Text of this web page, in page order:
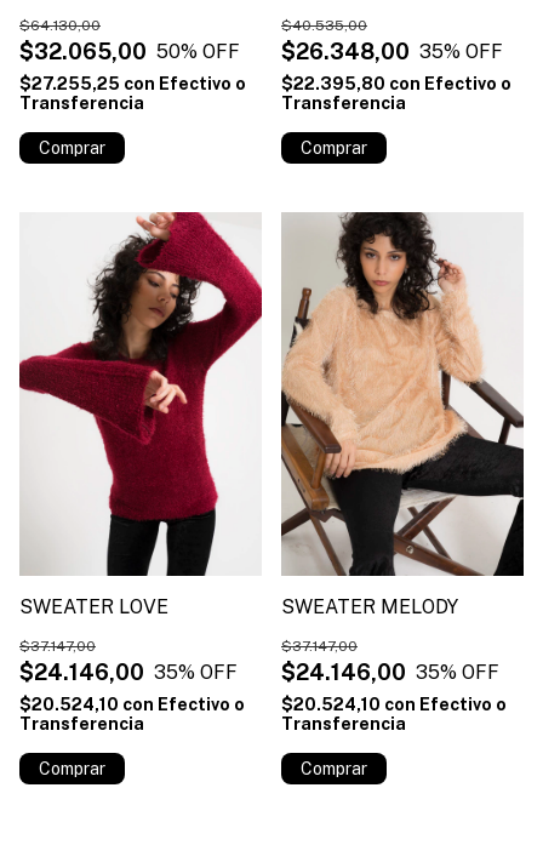
$32.065,00
$64.130,00
50% OFF
$27.255,25 con Efectivo o
Transferencia
Comprar
$26.348,00
$40.535,00
35% OFF
$22.395,80 con Efectivo o
Transferencia
Comprar
SWEATER LOVE
$24.146,00
$37.147,00
35% OFF
$20.524,10 con Efectivo o
Transferencia
Comprar
SWEATER MELODY
$24.146,00
$37.147,00
35% OFF
$20.524,10 con Efectivo o
Transferencia
Comprar